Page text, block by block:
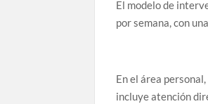
El modelo de
por semana, con
En el área
incluye atención